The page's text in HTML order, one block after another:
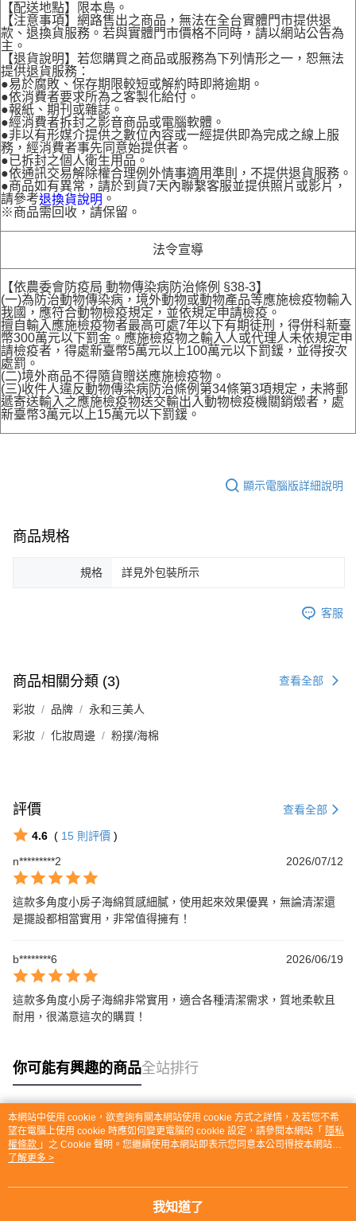
【配送地點】限本島。
【注意事項】網路售出之商品，無法在全台實體門市提供退
款、退換貨服務。若與實體門市價格不同時，請以網站公告為
主。
【退貨說明】若您購買之商品或服務為下列情形之一，恕無法
提供退貨服務：
●易於腐敗、保存期限較短或解約時即將逾期。
●依消費者要求所為之客製化給付。
●報紙、期刊或雜誌。
●經消費者拆封之影音商品或電腦軟體。
●非以有形媒介提供之數位內容或一經提供即為完成之線上服
務，經消費者事先同意始提供者。
●已拆封之個人衛生用品。
●依通訊交易解除權合理例外情事適用準則，不提供退貨服務。
●商品如有異常，請於到貨7天內聯繫客服並提供照片或影片，
請參考退換貨說明 。
※商品需回收，請保留。
法令宣導
【依農委會防疫局 動物傳染病防治條例 §38-3】
(一)為防治動物傳染病，境外動物或動物產品等應施檢疫物輸入
我國，應符合動物檢疫規定，並依規定申請檢疫。
擅自輸入應施檢疫物者最高可處7年以下有期徒刑，得併科新臺
幣300萬元以下罰金。應施檢疫物之輸入人或代理人未依規定申
請檢疫者，得處新臺幣5萬元以上100萬元以下罰鍰，並得按次
處罰。
(二)境外商品不得隨貨贈送應施檢疫物。
(三)收件人違反動物傳染病防治條例第34條第3項規定，未將郵
遞寄送輸入之應施檢疫物送交輸出入動物檢疫機關銷燬者，處
新臺幣3萬元以上15萬元以下罰鍰。
顯示電腦版詳細說明
商品規格
規格 詳見外包裝所示
客服
商品相關分類 (3) 查看全部
彩妝 品牌 永和三美人
彩妝 化妝周邊 粉撲/海棉
評價 查看全部
4.6 ( 15 則評價 )
n*********2
2026/07/12
這款多角度小房子海綿質感細膩，使用起來效果優異，無論清潔還
是擺設都相當實用，非常值得擁有！
b********6 2026/06/19
這款多角度小房子海綿非常實用，適合各種清潔需求，質地柔軟且
耐用，很滿意這次的購買！
你可能有興趣的商品全站排行
熱門標籤
本網站中使用 cookie，欲查詢有關本網站使用 cookie 方式之詳情，及若您不希
望在電腦上使用 cookie 時應如何變更電腦的 cookie 設定，請參閱本網站「 隱私
權條款 」之 Cookie 聲明。您繼續使用本網站即表示您同意本公司得按本網站使
用條款之 Cookie 聲明使用 cookie。
了解更多 >
我知道了